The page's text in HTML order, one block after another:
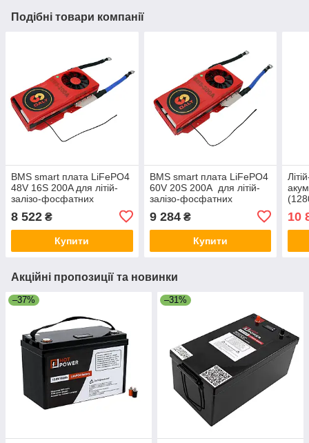
Подібні товари компанії
BMS smart плата LiFePO4
48V 16S 200A для літій-
залізо-фосфатних
акумуляторів симетрия з
Bluetooth+вентилятор
8 522 ₴
Купити
BMS smart плата LiFePO4
60V 20S 200A для літій-
залізо-фосфатних
акумуляторів симетрия з
Bluetooth+вентилятор
9 284₴
Купити
10
Акційні пропозиції та новинки
–37% –31%